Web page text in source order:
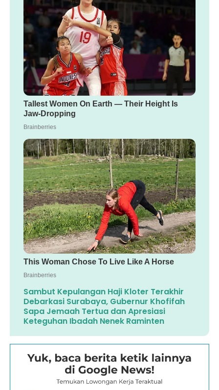
Sambut Kepulangan Haji Kloter Terakhir
Debarkasi Surabaya, Gubernur Khofifah
Sapa Jemaah Tertua dan Apresiasi
Keteguhan Ibadah Nenek Raminten